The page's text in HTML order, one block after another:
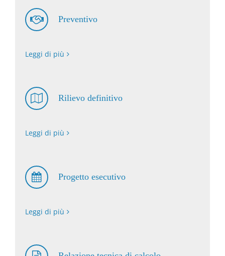
Preventivo
Leggi di più
Rilievo definitivo
Leggi di più
Progetto esecutivo
Leggi di più